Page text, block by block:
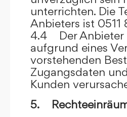
unterrichten. Die
Anbieters ist 0511
4.4 Der Anbieter
aufgrund eines
vorstehenden
Zugangsdaten
Kunden
5.